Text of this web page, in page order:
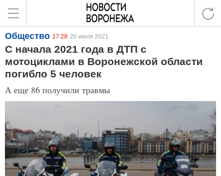
Общество 17:28 20 июля 2021
С начала 2021 года в ДТП с
мотоциклами в Воронежской области
погибло 5 человек
А еще 86 получили травмы